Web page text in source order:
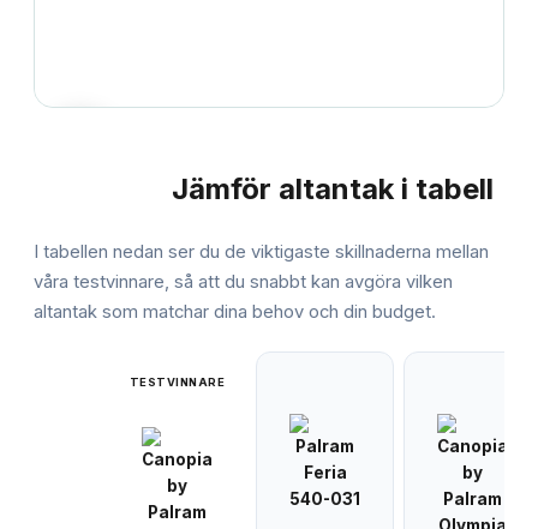
Jämför altantak i tabell
I tabellen nedan ser du de viktigaste skillnaderna mellan
våra testvinnare, så att du snabbt kan avgöra vilken
altantak som matchar dina behov och din budget.
TESTVINNARE